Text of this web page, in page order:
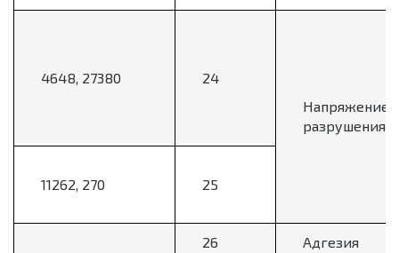
4648, 27380
24
Напряжение
разрушения
11262, 270 25
26 Адгезия